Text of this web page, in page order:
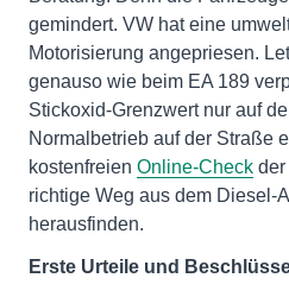
gemindert. VW hat eine
Motorisierung angepriesen.
genauso wie beim EA 189
Stickoxid-Grenzwert nur auf
Normalbetrieb auf der Straße
kostenfreien Online-Check
richtige Weg aus dem Diesel-
herausfinden.
Erste Urteile und